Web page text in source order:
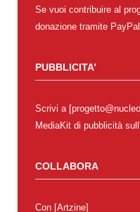
Se vuoi contribuire al
donazione tramite
PUBBLICITA’
Scrivi a
MediaKit di pubblicità
COLLABORA
Con [Artzine]